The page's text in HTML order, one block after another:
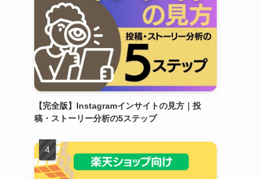
【完全版】Instagramインサイトの見方｜投
稿・ストーリー分析の5ステップ